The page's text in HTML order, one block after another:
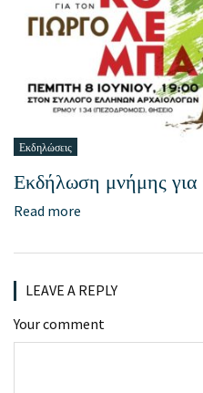
Εκδηλώσεις
Εκδήλωση μνήμης
Read more
LEAVE A REPLY
Your comment